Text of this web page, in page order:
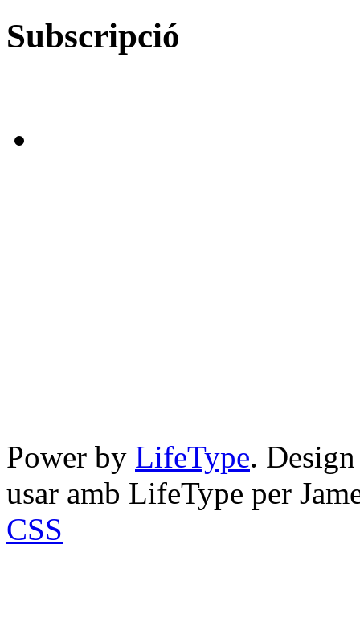
Subscripció
Power by LifeType.
usar amb LifeType per
CSS